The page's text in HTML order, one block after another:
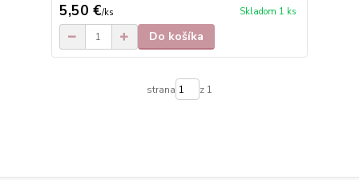
5,50 €/ks Skladom 1 ks
Do košíka
strana z 1